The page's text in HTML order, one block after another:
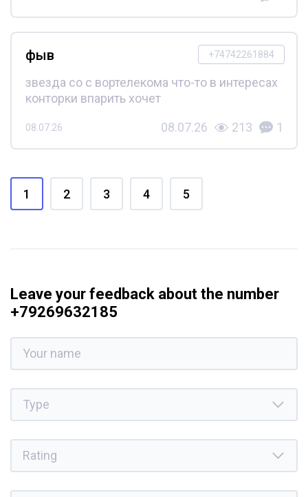
+74742261884
фыв
звезда со с вортелекома что-то в интересах
конторки впарить хочет
08.07.26 08.07.26 213 1
1 2 3 4 5
Leave your feedback about the number
+79269632185